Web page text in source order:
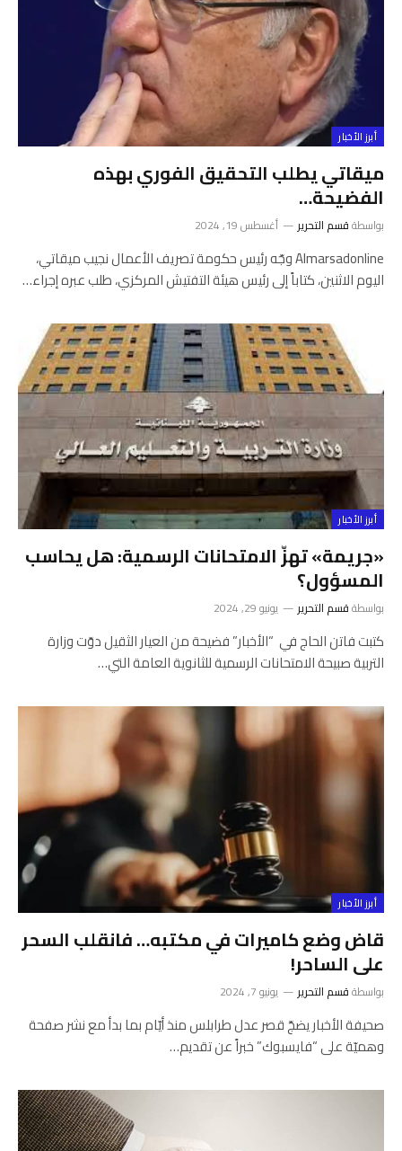
أبرز الأخبار
ميقاتي يطلب التحقيق الفوري بهذه
الفضيحة…
بواسطةقسم التحرير أغسطس 19, 2024
Almarsadonline وجّه رئيس حكومة تصريف الأعمال نجيب ميقاتي،
اليوم الاثنين، كتاباً إلى رئيس هيئة التفتيش المركزي، طلب عبره إجراء…
أبرز الأخبار
«جريمة» تهزّ الامتحانات الرسمية: هل يحاسب
المسؤول؟
بواسطةقسم التحرير يونيو 29, 2024
كتبت فاتن الحاج في “الأخبار” فضيحة من العيار الثقيل دوّت وزارة
التربية صبيحة الامتحانات الرسمية للثانوية العامة التي…
أبرز الأخبار
قاض وضع كاميرات في مكتبه… فانقلب السحر
على الساحر!
بواسطةقسم التحرير يونيو 7, 2024
صحيفة الأخبار يضجّ قصر عدل طرابلس منذ أيّام بما بدأ مع نشر صفحة
وهميّة على “فايسبوك” خبراً عن تقديم…